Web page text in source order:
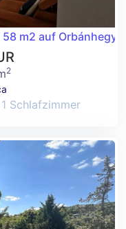
m2 auf Orbánhegy!
2
1 Schlafzimmer